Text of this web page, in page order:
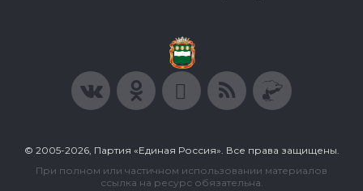
© 2005-2026, Партия «Единая Россия». Все права защищены.
При полном или частичном использовании материалов
ссылка на ресурс обязательна.